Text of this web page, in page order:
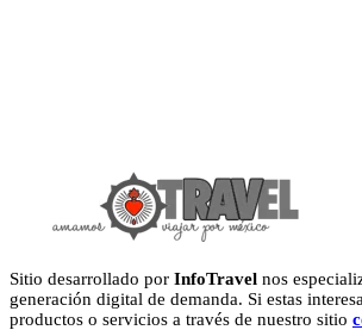
Sitio desarrollado por InfoTravel nos
generación digital de demanda. Si estas
productos o servicios a través de nuestro sitio